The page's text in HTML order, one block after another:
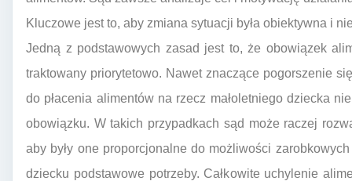
Kluczowe jest to, aby zmiana sytuacji była obiektywna i
Jedną z podstawowych zasad jest to, że obowiązek
traktowany priorytetowo. Nawet znaczące pogorszenie
do płacenia alimentów na rzecz małoletniego dziecka
obowiązku. W takich przypadkach sąd może raczej
aby były one proporcjonalne do możliwości
dziecku podstawowe potrzeby. Całkowite uchylenie